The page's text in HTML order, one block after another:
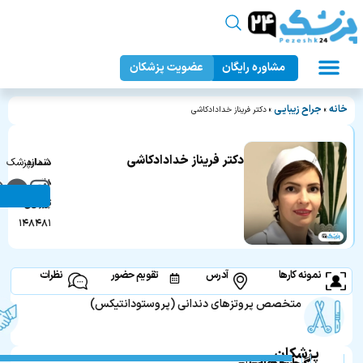
مشاوره رایگان عضویت پزشکان
خانه » جراح زیبایی » دکتر فریناز خدادادکاشی
دکتر فریناز خدادادکاشی
دندانپزشک
در
تهران
شماره
نظام
پزشکی:
۱۴۸۴۸۱
نمونه کارها آدرس تقویم حضور نظرات
متخصص پروتزهای دندانی (پروستودانتیکس)
پزشکان